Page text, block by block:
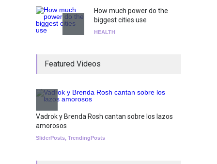
How much power do the
biggest cities use
HEALTH
el show de Richie O'Farrill
becoming a reality
Featured Videos
Vadrok y Brenda Rosh cantan sobre los lazos
amorosos
SliderPosts, TrendingPosts